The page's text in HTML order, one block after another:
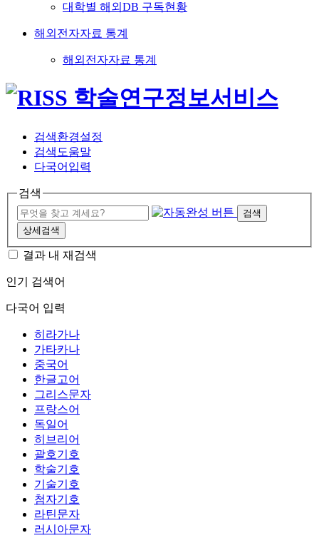
대학별 해외DB 구독현황
해외전자자료 통계
해외전자자료 통계
검색환경설정
검색도움말
다국어입력
검색
검색
상세검색
결과 내 재검색
인기 검색어
다국어 입력
히라가나
가타카나
중국어
한글고어
그리스문자
프랑스어
독일어
히브리어
괄호기호
학술기호
기술기호
첨자기호
라틴문자
러시아문자